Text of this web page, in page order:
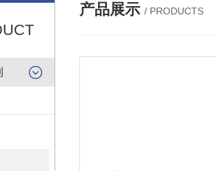
产品展示 / PRODUCTS